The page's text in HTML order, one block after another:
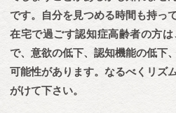
です。自分を見つめる時間も持っ
在宅で過ごす認知症高齢者の方
で、意欲の低下、認知機能の低下
可能性があります。なるべくリズ
がけて下さい。